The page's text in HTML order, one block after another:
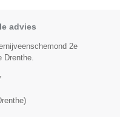
advies
2e
Drenthe.
)